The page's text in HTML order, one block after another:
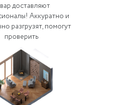
доставляют
Аккуратно и
разгрузят, помогут
проверить